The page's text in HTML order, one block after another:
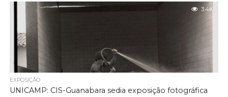
3.4K
EXPOSIÇÃO
UNICAMP: CIS-Guanabara sedia exposição fotográfica